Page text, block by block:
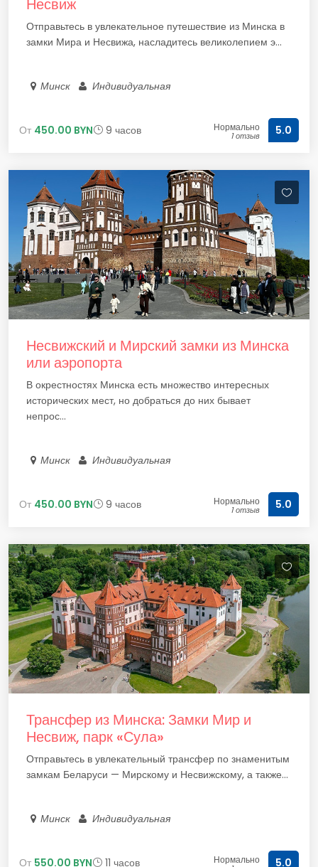
Несвиж
Отправьтесь в увлекательное путешествие из Минска в
замки Мира и Несвижа, насладитесь великолепием э...
Минск Индивидуальная
От 450.00 BYN 9 часов Нормально
1 отзыв 5.0
Несвижский и Мирский замки из Минска
или аэропорта
В окрестностях Минска есть множество интересных
исторических мест, но добраться до них бывает
непрос...
Минск Индивидуальная
От 450.00 BYN 9 часов Нормально
1 отзыв 5.0
Трансфер из Минска: Замки Мир и
Несвиж, парк «Сула»
Отправьтесь в увлекательный трансфер по знаменитым
замкам Беларуси — Мирскому и Несвижскому, а также...
Минск Индивидуальная
От 550.00 BYN 11 часов Нормально 5.0